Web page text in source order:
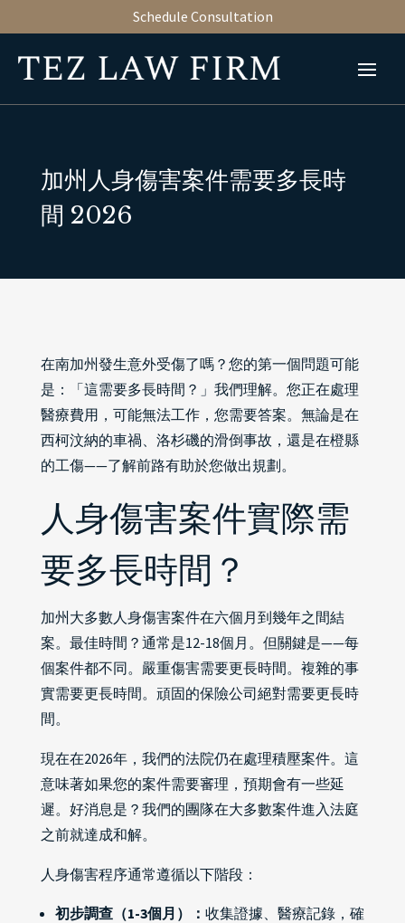
Schedule Consultation
加州人身傷害案件需要多長時
間 2026
在南加州發生意外受傷了嗎？您的第一個問題可能
是：「這需要多長時間？」我們理解。您正在處理
醫療費用，可能無法工作，您需要答案。無論是在
西柯汶納的車禍、洛杉磯的滑倒事故，還是在橙縣
的工傷——了解前路有助於您做出規劃。
人身傷害案件實際需
要多長時間？
加州大多數人身傷害案件在六個月到幾年之間結
案。最佳時間？通常是12-18個月。但關鍵是——每
個案件都不同。嚴重傷害需要更長時間。複雜的事
實需要更長時間。頑固的保險公司絕對需要更長時
間。
現在在2026年，我們的法院仍在處理積壓案件。這
意味著如果您的案件需要審理，預期會有一些延
遲。好消息是？我們的團隊在大多數案件進入法庭
之前就達成和解。
人身傷害程序通常遵循以下階段：
初步調查（1-3個月）： 收集證據、醫療記錄，確